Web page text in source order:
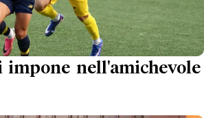
impone nell'amichevole